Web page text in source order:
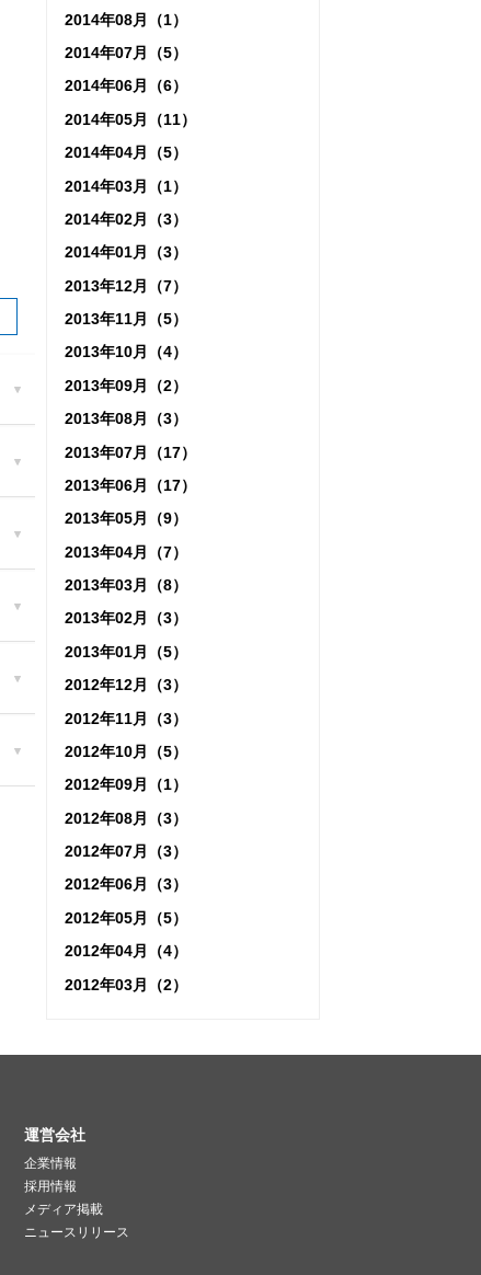
2014年08月（1）
2014年07月（5）
2014年06月（6）
2014年05月（11）
2014年04月（5）
2014年03月（1）
2014年02月（3）
2014年01月（3）
2013年12月（7）
2013年11月（5）
2013年10月（4）
2013年09月（2）
2013年08月（3）
2013年07月（17）
2013年06月（17）
2013年05月（9）
2013年04月（7）
2013年03月（8）
2013年02月（3）
2013年01月（5）
2012年12月（3）
2012年11月（3）
2012年10月（5）
2012年09月（1）
2012年08月（3）
2012年07月（3）
2012年06月（3）
2012年05月（5）
2012年04月（4）
2012年03月（2）
運営会社
企業情報
採用情報
メディア掲載
ニュースリリース